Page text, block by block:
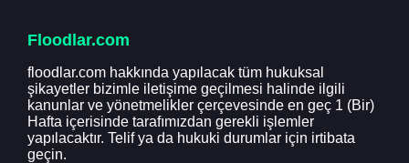
Floodlar.com
floodlar.com hakkında yapılacak tüm hukuksal
şikayetler bizimle iletişime geçilmesi halinde ilgili
kanunlar ve yönetmelikler çerçevesinde en geç 1 (Bir)
Hafta içerisinde tarafımızdan gerekli işlemler
yapılacaktır. Telif ya da hukuki durumlar için irtibata
geçin.